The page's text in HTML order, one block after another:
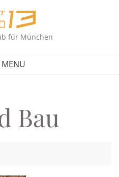
für München
MENU
Bau